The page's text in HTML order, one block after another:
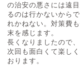
の治安の悪さには遠
るのは行かないから
れかねない。対策費
末を感じます。
長くなりましたので
次回も面白くて楽し
おります。